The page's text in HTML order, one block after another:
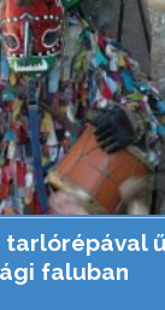
tarlórépával
faluban